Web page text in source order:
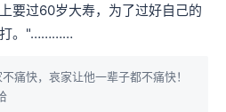
要过60岁大寿，为了过好自己的
打。"…………
痛快，哀家让他一辈子都不痛快！